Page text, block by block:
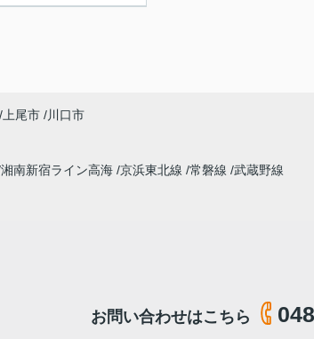
上尾市
川口市
湘南新宿ライン高海 京浜東北線 常磐線 武蔵野線
お問い合わせはこちら